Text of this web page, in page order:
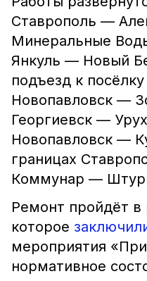
Ставрополь —
Минеральные
Янкуль — Новый
подъезд к
Новопавловск —
Георгиевск —
Новопавловск —
границах
Коммунар —
Ремонт пройдёт в
которое
мероприятия
нормативное